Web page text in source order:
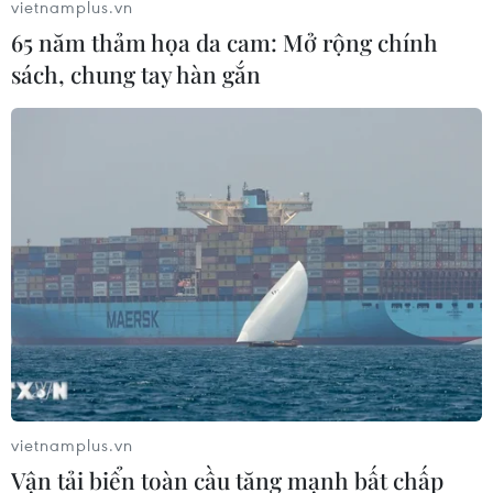
Bầu cử Mỹ: Tổng thống Biden có thêm
chiến thắng tại bang North Dakota
31/03/2024 07:17
Tại bang North Dakota của Mỹ, đương kim Tổng thống
Biden giành được hơn 92% số phiếu ủng hộ, thu về
thêm 13 phiếu đại biểu.
vietnamplus.vn
65 năm thảm họa da cam: Mở rộng chính
sách, chung tay hàn gắn
vietnamplus.vn
Vận tải biển toàn cầu tăng mạnh bất chấp